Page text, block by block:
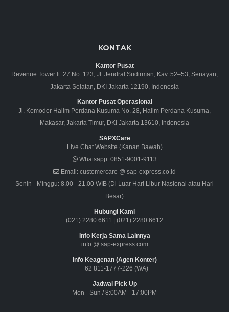
KONTAK
Kantor Pusat
Revenue Tower lt. 27 No. 123, Jl. Jendral Sudirman, Kav. 52–53, Senayan,
Jakarta Selatan, DKI Jakarta 12190, Indonesia
Kantor Pusat Operasional
Jl. Komodor Halim Perdana Kusuma No. 28, Halim Perdana Kusuma,
Makasar, Jakarta Timur, DKI Jakarta 13610, Indonesia
SAPXCare
Live Chat Website (Kanan Bawah)
Whatsapp:0851-9001-9113
Email: customercare @ sap-express.co.id
Senin - Minggu: 8.00 - 21.00 WIB (Di Luar Hari Libur Nasional atau Hari
Besar)
Hubungi Kami
(021) 2280 6611
(021) 2280 6612
Info Kerja Sama Lainnya
info @ sap-express.com
Info Keagenan (Agen Konter)
+62 811-1777-226 (WA)
Jadwal Pick Up
Mon - Sun / 8:00AM - 17:00PM